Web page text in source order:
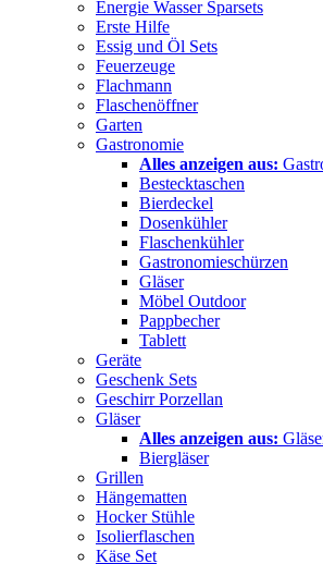
Energie Wasser Sparsets
Erste Hilfe
Essig und Öl Sets
Feuerzeuge
Flachmann
Flaschenöffner
Garten
Gastronomie
Alles anzeigen aus:
Bestecktaschen
Bierdeckel
Dosenkühler
Flaschenkühler
Gastronomieschürzen
Gläser
Möbel Outdoor
Pappbecher
Tablett
Geräte
Geschenk Sets
Geschirr Porzellan
Gläser
Alles anzeigen aus:
Biergläser
Grillen
Hängematten
Hocker Stühle
Isolierflaschen
Käse Set